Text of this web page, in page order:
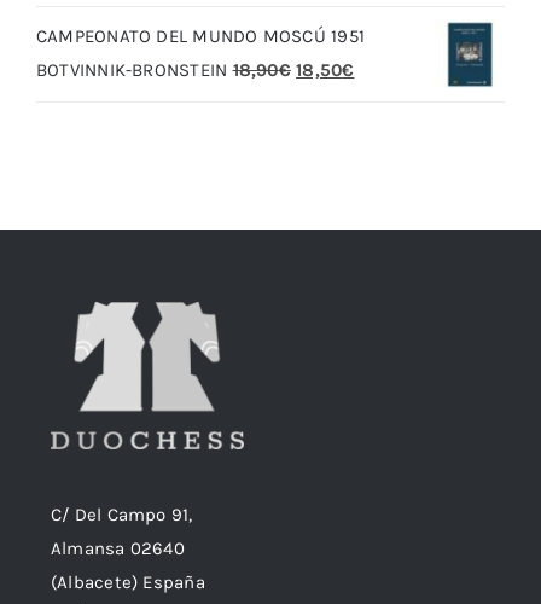
era:
20,00€.
CAMPEONATO DEL MUNDO MOSCÚ 1951
BOTVINNIK-BRONSTEIN 18,90€ El
18,50€
C/ Del Campo 91,
Almansa 02640
(Albacete) España